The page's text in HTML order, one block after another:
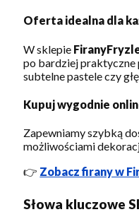
Oferta idealna dla
W sklepie
po bardziej praktyczne
subtelne pastele czy
Kupuj wygodnie
Zapewniamy szybką
możliwościami
👉 Zobacz firany w
Słowa kluczowe